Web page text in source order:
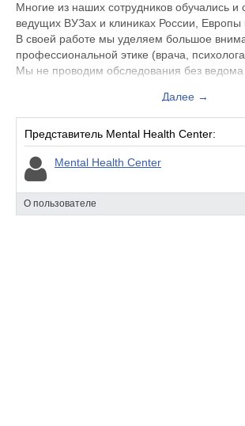
Многие из наших сотрудников обучались и
ведущих ВУЗах и клиниках России,
В своей работе мы уделяем большое
профессиональной этике (врача,
Мы не проводим обследования без ведома
Далее →
Представитель Mental Health Center:
Mental Health Center
О пользователе